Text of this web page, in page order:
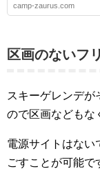
camp-zaurus.com
区画のないフ
スキーゲレンデが
ので区画などもな
電源サイトはない
ごすことが可能で